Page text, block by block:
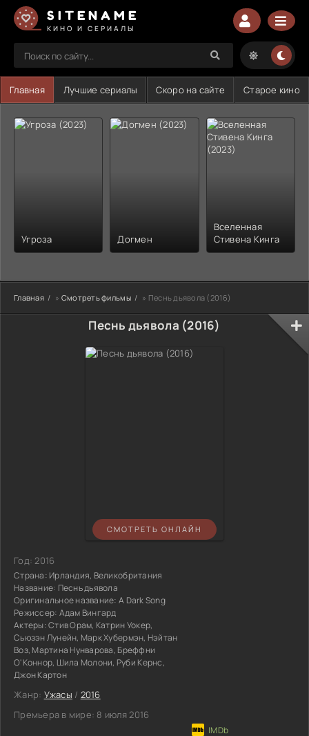
SITENAME
КИНО И СЕРИАЛЫ
Главная Лучшие сериалы Скоро на сайте Старое кино
Угроза Догмен
Вселенная
Стивена Кинга
Главная » Смотреть фильмы » Песнь дьявола (2016)
Песнь дьявола (2016)
СМОТРЕТЬ ОНЛАЙН
Год:2016
Страна: Ирландия, Великобритания
Название: Песнь дьявола
Оригинальное название: A Dark Song
Режиссер: Адам Вингард
Актеры:Стив Орам, Катрин Уокер,
Сьюзэн Лунейн, Марк Хубермэн, Нэйтан
Воз, Мартина Нунварова, Бреффни
О'Коннор, Шила Молони, Руби Кернс,
Джон Картон
Жанр: Ужасы / 2016
Премьера в мире: 8 июля 2016